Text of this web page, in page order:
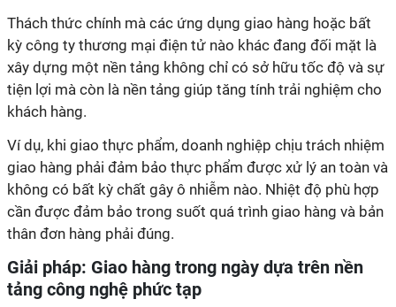
Thách thức chính mà các ứng dụng giao hàng hoặc bất
kỳ công ty thương mại điện tử nào khác đang đối mặt là
xây dựng một nền tảng không chỉ có sở hữu tốc độ và sự
tiện lợi mà còn là nền tảng giúp tăng tính trải nghiệm cho
khách hàng.
Ví dụ, khi giao thực phẩm, doanh nghiệp chịu trách nhiệm
giao hàng phải đảm bảo thực phẩm được xử lý an toàn và
không có bất kỳ chất gây ô nhiễm nào. Nhiệt độ phù hợp
cần được đảm bảo trong suốt quá trình giao hàng và bản
thân đơn hàng phải đúng.
Giải pháp: Giao hàng trong ngày dựa trên nền
tảng công nghệ phức tạp